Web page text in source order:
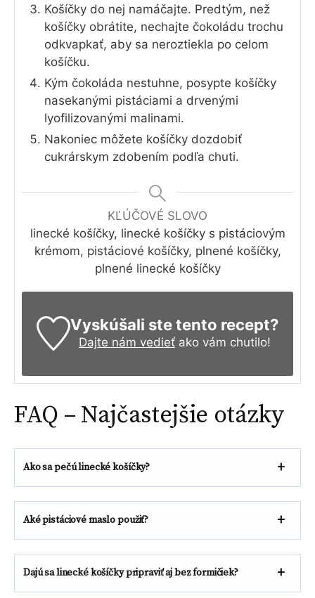
Košíčky do nej namáčajte. Predtým, než
košíčky obrátite, nechajte čokoládu trochu
odkvapkať, aby sa neroztiekla po celom
košíčku.
Kým čokoláda nestuhne, posypte košíčky
nasekanými pistáciami a drvenými
lyofilizovanými malinami.
Nakoniec môžete košíčky dozdobiť
cukrárskym zdobením podľa chuti.
KĽÚČOVÉ SLOVO
linecké košíčky, linecké košíčky s pistáciovým
krémom, pistáciové košíčky, plnené košíčky,
plnené linecké košíčky
Vyskúšali ste tento recept?
Dajte nám vedieťako vám chutilo!
FAQ – Najčastejšie otázky
Ako sa pečú linecké košíčky?
Aké pistáciové maslo použiť?
Dajú sa linecké košíčky pripraviť aj bez formičiek?